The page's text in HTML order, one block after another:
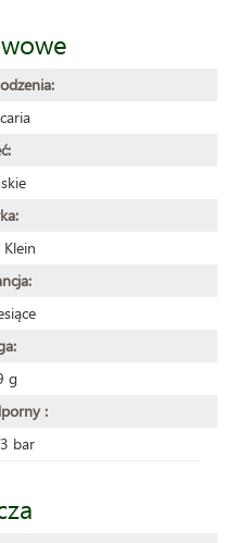
g
:
bar